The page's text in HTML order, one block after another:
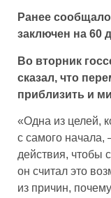
Ранее
заключен на 60
Во вторник
сказал, что
приблизить и
«Одна из целей,
с самого начала,
действия, чтобы
он считал это
из причин,